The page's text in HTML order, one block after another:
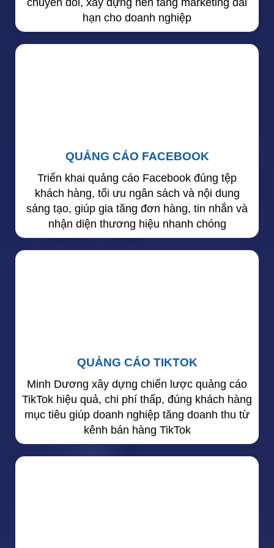
chuyển đổi, xây dựng nền tảng marketing dài
hạn cho doanh nghiệp
QUẢNG CÁO FACEBOOK
Triển khai quảng cáo Facebook đúng tệp
khách hàng, tối ưu ngân sách và nội dung
sáng tạo, giúp gia tăng đơn hàng, tin nhắn và
nhận diện thương hiệu nhanh chóng
QUẢNG CÁO TIKTOK
Minh Dương xây dựng chiến lược quảng cáo
TikTok hiệu quả, chi phí thấp, đúng khách hàng
mục tiêu giúp doanh nghiệp tăng doanh thu từ
kênh bán hàng TikTok